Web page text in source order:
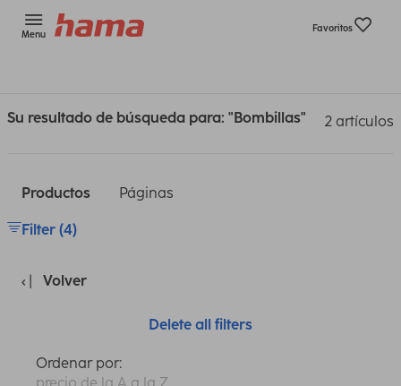
Menu
Favoritos
Su resultado de búsqueda para: "Bombillas" 2 artículos
Productos Páginas
Filter (4)
Volver
Delete all filters
Ordenar por: